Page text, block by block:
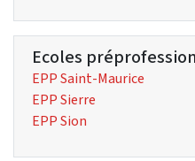
Ecoles
EPP Saint-Maurice
EPP Sierre
EPP Sion